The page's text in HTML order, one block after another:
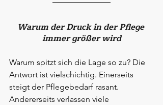
Warum der Druck in der Pflege
immer größer wird
Warum spitzt sich die Lage so zu? Die
Antwort ist vielschichtig. Einerseits
steigt der Pflegebedarf rasant.
Andererseits verlassen viele